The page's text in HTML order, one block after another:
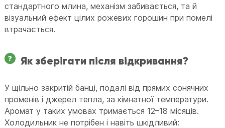
стандартного млина, механізм забивається, та й
візуальний ефект цілих рожевих горошин при помелі
втрачається.
Як зберігати після відкривання?
У щільно закритій банці, подалі від прямих сонячних
променів і джерел тепла, за кімнатної температури.
Аромат у таких умовах тримається 12–18 місяців.
Холодильник не потрібен і навіть шкідливий: